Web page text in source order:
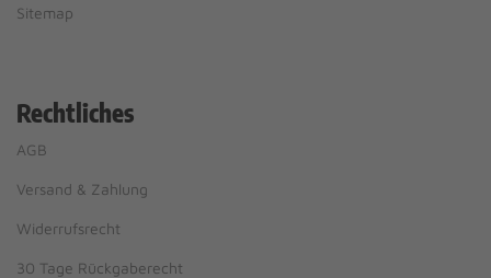
Sitemap
Rechtliches
AGB
Versand & Zahlung
Widerrufsrecht
30 Tage Rückgaberecht